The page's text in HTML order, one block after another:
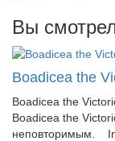
Вы
Boadicea the
Boadicea the
Boadicea the
неповторимым.